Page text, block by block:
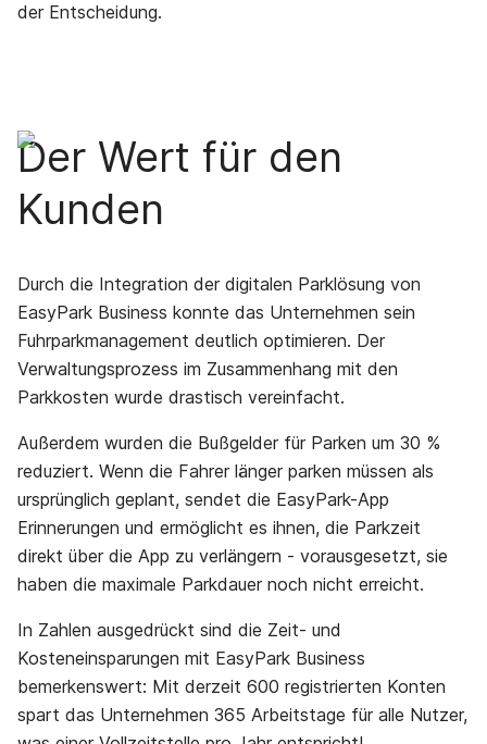
der Entscheidung.
Der Wert für den
Kunden
Durch die Integration der digitalen Parklösung von
EasyPark Business konnte das Unternehmen sein
Fuhrparkmanagement deutlich optimieren. Der
Verwaltungsprozess im Zusammenhang mit den
Parkkosten wurde drastisch vereinfacht.
Außerdem wurden die Bußgelder für Parken um 30 %
reduziert. Wenn die Fahrer länger parken müssen als
ursprünglich geplant, sendet die EasyPark-App
Erinnerungen und ermöglicht es ihnen, die Parkzeit
direkt über die App zu verlängern - vorausgesetzt, sie
haben die maximale Parkdauer noch nicht erreicht.
In Zahlen ausgedrückt sind die Zeit- und
Kosteneinsparungen mit EasyPark Business
bemerkenswert: Mit derzeit 600 registrierten Konten
spart das Unternehmen 365 Arbeitstage für alle Nutzer,